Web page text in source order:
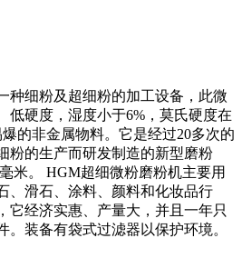
种细粉及超细粉的加工设备，此微
低硬度，湿度小于6%，莫氏硬度在
的非金属物料。它是经过20多次的
粉的生产而研发制造的新型磨粉
米。 HGM超细微粉磨粉机主要用
、滑石、涂料、颜料和化妆品行
它经济实惠、产量大，并且一年只
。装备有袋式过滤器以保护环境。